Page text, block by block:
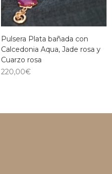
Pulsera Plata bañada con
Calcedonia Aqua, Jade rosa y
Cuarzo rosa
220,00€